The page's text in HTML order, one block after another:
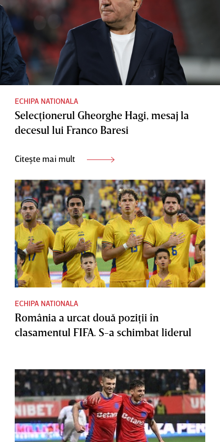
ECHIPA NATIONALA
Selecţionerul Gheorghe Hagi, mesaj la
decesul lui Franco Baresi
Citește mai mult
ECHIPA NATIONALA
România a urcat două poziţii în
clasamentul FIFA. S-a schimbat liderul